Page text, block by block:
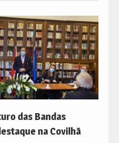
das Bandas
na Covilhã